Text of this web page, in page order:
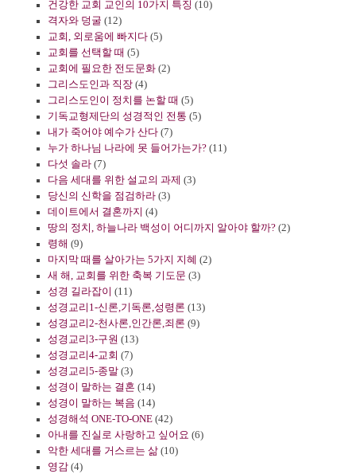
건강한 교회 교인의 10가지 특징 (10)
격자와 덩굴 (12)
교회, 외로움에 빠지다 (5)
교회를 선택할 때 (5)
교회에 필요한 전도문화 (2)
그리스도인과 직장 (4)
그리스도인이 정치를 논할 때 (5)
기독교형제단의 성경적인 전통 (5)
내가 죽어야 예수가 산다 (7)
누가 하나님 나라에 못 들어가는가? (11)
다섯 솔라 (7)
다음 세대를 위한 설교의 과제 (3)
당신의 신학을 점검하라 (3)
데이트에서 결혼까지 (4)
땅의 정치, 하늘나라 백성이 어디까지 알아야 할까? (2)
령해 (9)
마지막 때를 살아가는 5가지 지혜 (2)
새 해, 교회를 위한 축복 기도문 (3)
성경 길라잡이 (11)
성경교리1-신론,기독론,성령론 (13)
성경교리2-천사론,인간론,죄론 (9)
성경교리3-구원 (13)
성경교리4-교회 (7)
성경교리5-종말 (3)
성경이 말하는 결혼 (14)
성경이 말하는 복음 (14)
성경해석 ONE-TO-ONE (42)
아내를 진실로 사랑하고 싶어요 (6)
악한 세대를 거스르는 삶 (10)
영감 (4)